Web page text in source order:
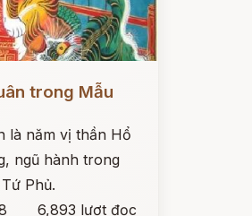
trong Mẫu
là năm vị thần Hổ
ngũ hành trong
Phủ.
6,893 lượt đọc